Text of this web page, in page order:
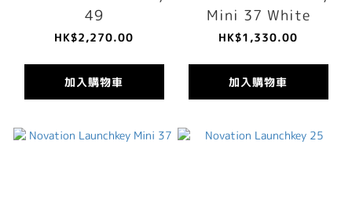
49
HK$2,270.00
加入購物車
Mini 37 White
HK$1,330.00
加入購物車